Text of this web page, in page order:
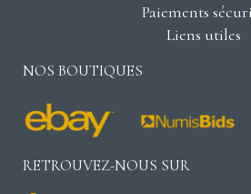
Paiements
Liens utiles
NOS BOUTIQUES
RETROUVEZ-NOUS SUR